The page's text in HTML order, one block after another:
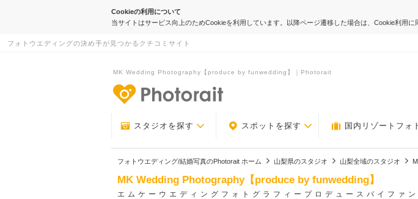
Cookieの利用について
当サイトはサービス向上のためCookieを利用しています。以降ページ遷移した場合は、Cookie利用に
フォトウエディングの決め手が見つかるクチコミサイト
MK Wedding Photography【produce by funwedding】｜Photorait
スタジオを探す スポットを探す 国内リゾートフォ
フォトウエディング/結婚写真のPhotorait ホーム 山梨県のスタジオ 山梨全域のスタジオ
MK Wedding Photography【produce by funwedding】
エムケーウエディングフォトグラフィープロデュースバイファ